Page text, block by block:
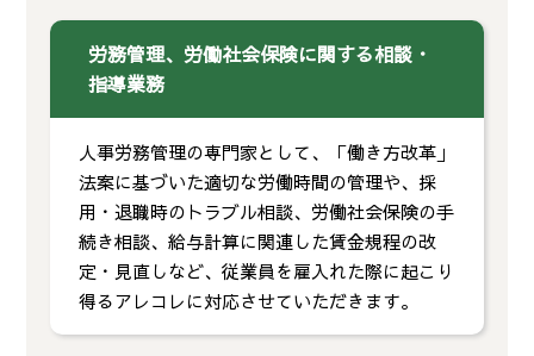
労務管理、労働社会保険に関する相談・
指導業務
人事労務管理の専門家として、「働き方改革」
法案に基づいた適切な労働時間の管理や、採
用・退職時のトラブル相談、労働社会保険の手
続き相談、給与計算に関連した賃金規程の改
定・見直しなど、従業員を雇入れた際に起こり
得るアレコレに対応させていただきます。